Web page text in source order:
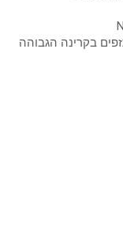
בקרינה הגבוהה